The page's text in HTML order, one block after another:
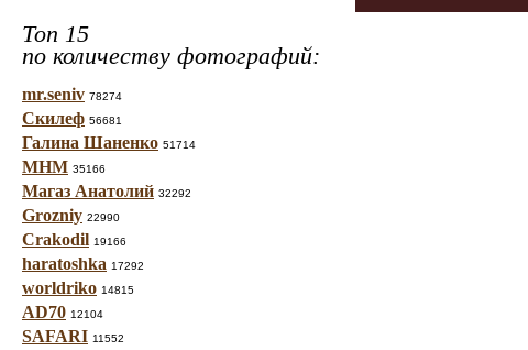
Топ 15
по количеству фотографий:
mr.seniv 78274
Скилеф 56681
Галина Шаненко 51714
МНМ 35166
Магаз Анатолий 32292
Grozniy 22990
Crakodil 19166
haratoshka 17292
worldriko 14815
AD70 12104
SAFARI 11552